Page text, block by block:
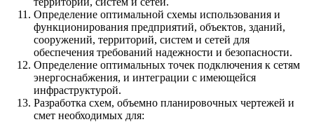
Определение оптимальной схемы использования и
функционирования предприятий, объектов, зданий,
сооружений, территорий, систем и сетей для
обеспечения требований надежности и безопасности.
Определение оптимальных точек подключения к сетям
энергоснабжения, и интеграции с имеющейся
инфраструктурой.
Разработка схем, объемно планировочных чертежей и
смет необходимых для: